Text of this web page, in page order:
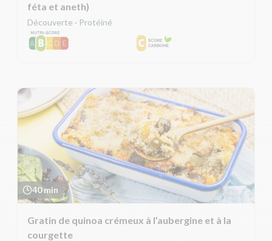
féta et aneth)
Découverte · Protéiné
40 min
Gratin de quinoa crémeux à l’aubergine et à la
courgette